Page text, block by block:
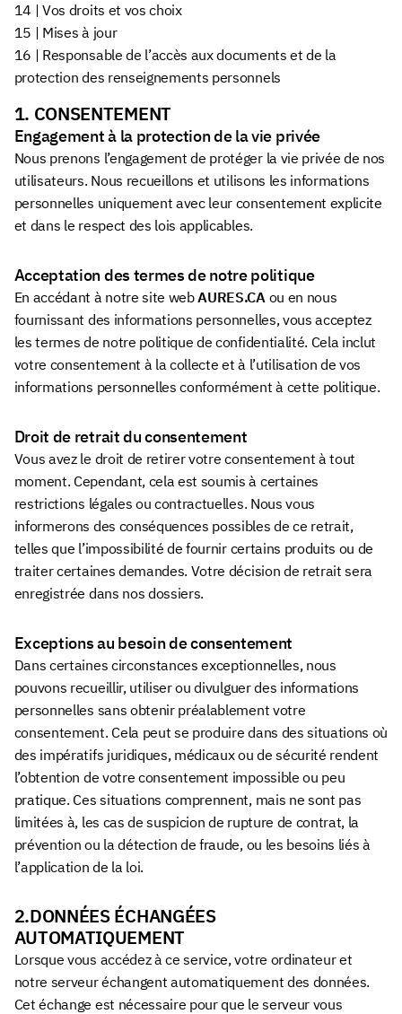
14 | Vos droits et vos choix
15 | Mises à jour
16 | Responsable de l’accès aux documents et de la
protection des renseignements personnels
1. CONSENTEMENT
Engagement à la protection de la vie privée
Nous prenons l’engagement de protéger la vie privée de nos
utilisateurs. Nous recueillons et utilisons les informations
personnelles uniquement avec leur consentement explicite
et dans le respect des lois applicables.
Acceptation des termes de notre politique
En accédant à notre site webAURES.CAou en nous
fournissant des informations personnelles, vous acceptez
les termes de notre politique de confidentialité. Cela inclut
votre consentement à la collecte et à l’utilisation de vos
informations personnelles conformément à cette politique.
Droit de retrait du consentement
Vous avez le droit de retirer votre consentement à tout
moment. Cependant, cela est soumis à certaines
restrictions légales ou contractuelles. Nous vous
informerons des conséquences possibles de ce retrait,
telles que l’impossibilité de fournir certains produits ou de
traiter certaines demandes. Votre décision de retrait sera
enregistrée dans nos dossiers.
Exceptions au besoin de consentement
Dans certaines circonstances exceptionnelles, nous
pouvons recueillir, utiliser ou divulguer des informations
personnelles sans obtenir préalablement votre
consentement. Cela peut se produire dans des situations où
des impératifs juridiques, médicaux ou de sécurité rendent
l’obtention de votre consentement impossible ou peu
pratique. Ces situations comprennent, mais ne sont pas
limitées à, les cas de suspicion de rupture de contrat, la
prévention ou la détection de fraude, ou les besoins liés à
l’application de la loi.
2.DONNÉES ÉCHANGÉES
AUTOMATIQUEMENT
Lorsque vous accédez à ce service, votre ordinateur et
notre serveur échangent automatiquement des données.
Cet échange est nécessaire pour que le serveur vous